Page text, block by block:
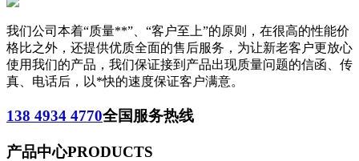
我们公司本着“质量**”、“客户至上”的原则，在很高的性能价
格比之外，还提供优质全面的售后服务，为让新老客户更放心
使用我们的产品，我们保证接到产品出现质量问题的信函、传
真、电话后，以*快的速度保证客户满意。
138 4934 4770全国服务热线
产品中心PRODUCTS